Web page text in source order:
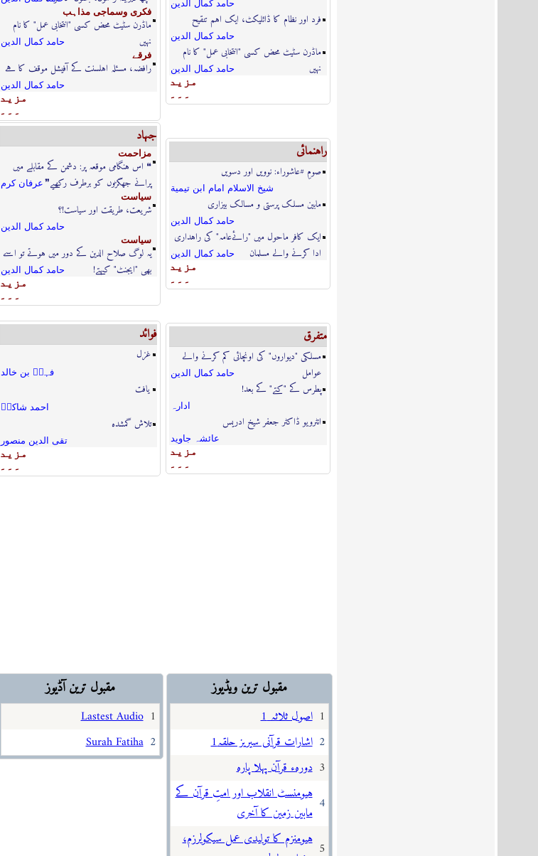
فكرى وسماجى مذاہب
ماڈرن سٹیٹ محض کسی "انتخابی عمل" کا نام
نہیں
حامد كمال الدين
فرقے
رافضہ، مسئلہ اہلسنت کے آفیشل موقف کا ہے
حامد كمال الدين
مزيد
۔۔۔
حامد كمال الدين
فرد اور نظام کا ڈائلیکٹ، ایک اہم تنقیح
حامد كمال الدين
ماڈرن سٹیٹ محض کسی "انتخابی عمل" کا نام
نہیں
حامد كمال الدين
مزيد
۔۔۔
جہاد
مزاحمت
❝ اس ہنگامی موقعہ پر: دشمن کے مقابلے میں
پرانے جھگڑوں کو برطرف رکھیے❞ عرفان كرم
سياست
شریعت، طریقت اور سیاست!؟
حامد كمال الدين
سياست
یہ لوگ صلاح الدین کے دور میں ہوتے تو اسے
بھی "ایجنٹ" کہتے!
حامد كمال الدين
مزيد
۔۔۔
راہنمائى
صومِ #عاشوراء: نوویں اور دسویں
شيخ الاسلام امام ابن تيمية
مابین مسلک پرستی و مسالک بیزاری
حامد كمال الدين
ایک کافر ماحول میں "رائےعامہ" کی راہداری
ادا کرنے والے مسلمان
حامد كمال الدين
مزيد
۔۔۔
فوائد
غزل
فہدؔ بن خالد
یافت
احمد شاکرؔ
تلاش گمشدہ
تقی الدین منصور
مزيد
۔۔۔
متفرق
مسلکی "دیواروں" کی اونچائی کم کرنے والے
عوامل
حامد كمال الدين
پطرس کے "کتے" کے بعد!
ادارہ
انٹرویو ڈاکٹر جعفر شیخ ادریس
عائشہ جاوید
مزيد
۔۔۔
مقبول ترین آڈيوز
Lastest Audio 1
Surah Fatiha 2
مقبول ترین ويڈيوز
اصول ثلاثہ 1 1
اشارات قرآنی سیریز حلقہ1 2
دورہء قرآن پہلا پارہ 3
ہیومنسٹ انقلاب اور امتِ قرآن کے
مابین زمین کا آخری 4
ہیومنزم کا تولیدی عمل سیکولرزم، 5